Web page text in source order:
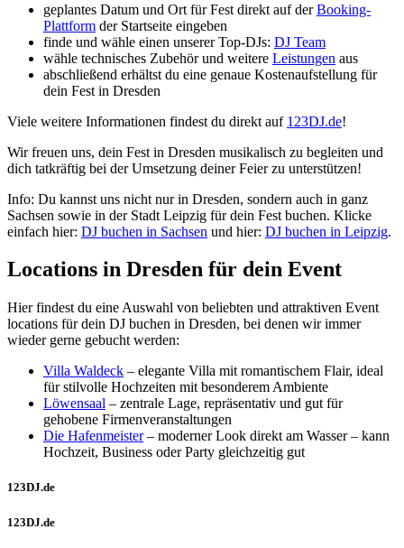
geplantes Datum und Ort für Fest direkt auf derBooking-
Plattform der Startseite eingeben
finde und wähle einen unserer Top-DJs: DJ Team
wähle technisches Zubehör und weitere Leistungen aus
abschließend erhältst du eine genaue Kostenaufstellung für
dein Fest in Dresden
Viele weitere Informationen findest du direkt auf 123DJ.de!
Wir freuen uns, dein Fest in Dresden musikalisch zu begleiten und
dich tatkräftig bei der Umsetzung deiner Feier zu unterstützen!
Info: Du kannst uns nicht nur in Dresden, sondern auch in ganz
Sachsen sowie in der Stadt Leipzig für dein Fest buchen. Klicke
einfach hier: DJ buchen in Sachsen und hier: DJ buchen in Leipzig.
Locations in Dresden für dein Event
Hier findest du eine Auswahl von beliebten und attraktiven Event
locations für dein DJ buchen in Dresden, bei denen wir immer
wieder gerne gebucht werden:
Villa Waldeck – elegante Villa mit romantischem Flair, ideal
für stilvolle Hochzeiten mit besonderem Ambiente
Löwensaal – zentrale Lage, repräsentativ und gut für
gehobene Firmenveranstaltungen
Die Hafenmeister– moderner Look direkt am Wasser – kann
Hochzeit, Business oder Party gleichzeitig gut
123DJ.de
123DJ.de